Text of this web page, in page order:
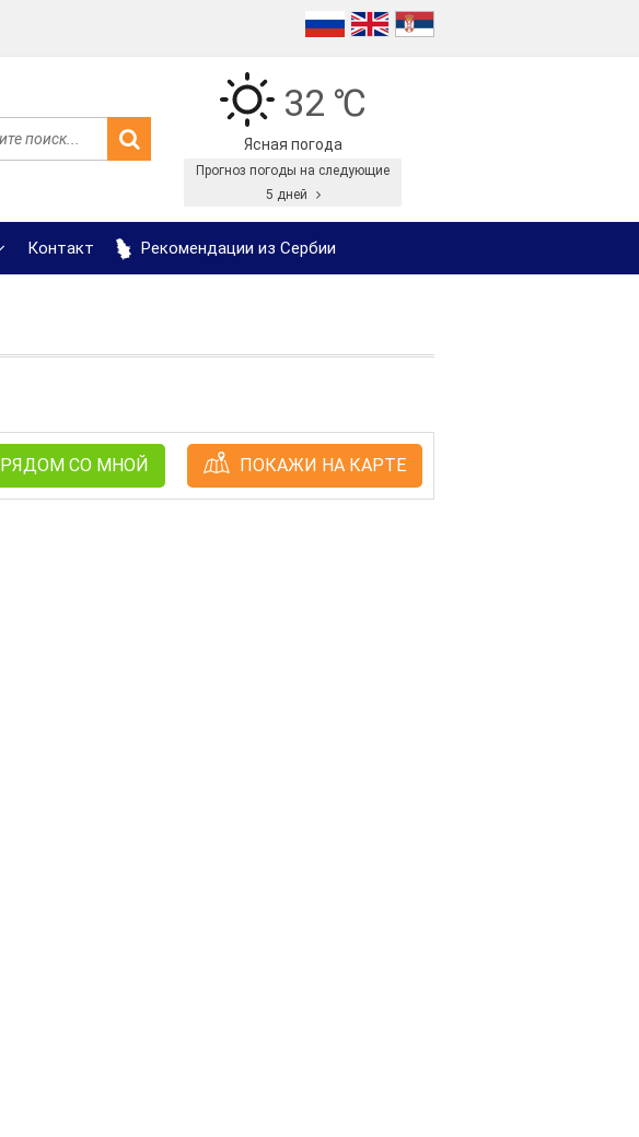
32 ℃
Ясная погода
Прогноз погоды на следующие
5 дней
Контакт Рекомендации из Сербии
РЯДОМ СО МНОЙ ПОКАЖИ НА КАРТЕ